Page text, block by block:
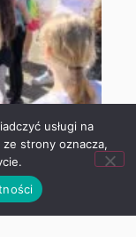
usługi na
strony oznacza,